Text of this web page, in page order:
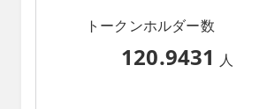
トークンホルダー数
120.9431 人